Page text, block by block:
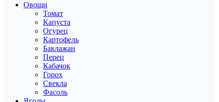
Овощи
Томат
Капуста
Огурец
Картофель
Баклажан
Перец
Кабачок
Горох
Свекла
Фасоль